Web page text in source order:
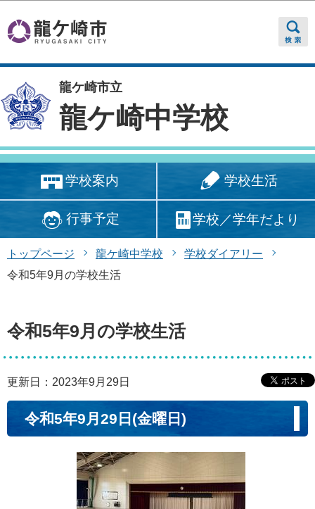
龍ケ崎市立
龍ケ崎中学校
学校案内 学校生活
行事予定 学校／学年だより
トップページ 龍ケ崎中学校
学校ダイアリー
令和5年9月の学校生活
令和5年9月の学校生活
更新日：2023年9月29日
令和5年9月29日(金曜日)